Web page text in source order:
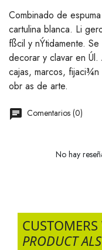
Combinado de
cartulina blanca. Li
fßcil y nÝtidamente.
decorar y clavar en
cajas, marcos,
obr as de arte.
Comentarios (0)
No hay
PRODUCT